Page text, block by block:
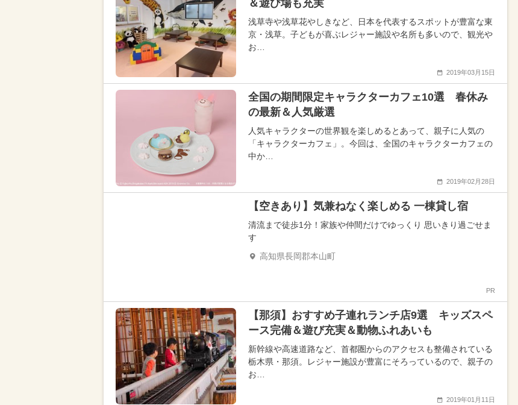
＆遊び場も充実
浅草寺や浅草花やしきなど、日本を代表するスポットが豊富な東
京・浅草。子どもが喜ぶレジャー施設や名所も多いので、観光や
お…
2019年03月15日
全国の期間限定キャラクターカフェ10選 春休み
の最新＆人気厳選
人気キャラクターの世界観を楽しめるとあって、親子に人気の
「キャラクターカフェ」。今回は、全国のキャラクターカフェの
中か…
2019年02月28日
【空きあり】気兼ねなく楽しめる 一棟貸し宿
清流まで徒歩1分！家族や仲間だけでゆっくり 思いきり過ごせま
す
高知県長岡郡本山町
PR
【那須】おすすめ子連れランチ店9選 キッズスペ
ース完備＆遊び充実＆動物ふれあいも
新幹線や高速道路など、首都圏からのアクセスも整備されている
栃木県・那須。レジャー施設が豊富にそろっているので、親子の
お…
2019年01月11日